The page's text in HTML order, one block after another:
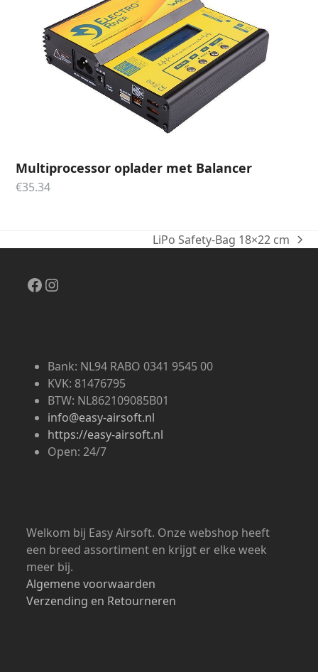
Multiprocessor oplader met Balancer
€35.34
next
LiPo Safety-Bag 18×22 cm
Facebook
Instagram
Bank: NL94 RABO 0341 9545 00
KVK: 81476795
BTW: NL862109085B01
info@easy-airsoft.nl
https://easy-airsoft.nl
Open: 24/7
Welkom bij Easy Airsoft. Onze webshop heeft
een breed assortiment en krijgt er elke week
meer bij.
Algemene voorwaarden
Verzending en Retourneren